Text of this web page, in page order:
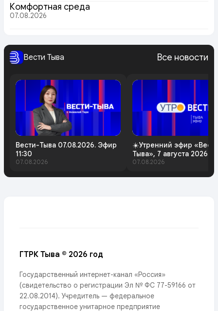
Комфортная среда
07.08.2026
Вести Тыва Все новости
Вести-Тыва 07.08.2026. Эфир
11:30
07.08.2026
☀️Утренний эфир
Тыва», 7 августа 2026
07.08.2026
ГТРК Тыва © 2026 год
Государственный интернет-канал «Россия»
(свидетельство о регистрации Эл № ФС 77-59166 от
22.08.2014). Учредитель — федеральное
государственное унитарное предприятие